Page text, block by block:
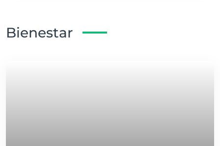
Bienestar